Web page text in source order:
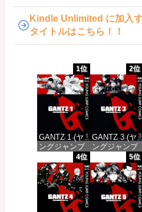
Kindle Unlimited に加入
タイトルはこちら！！
1位
GANTZ 1 (ヤ
ングジャンプ
コミックス
DIGITAL)
価格：¥100
2位
GANTZ 3 (ヤ
ングジャンプ
コミックス
DIGITAL)
価格：¥100
4位 5位